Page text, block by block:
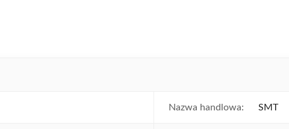
Nazwa handlowa: SMT